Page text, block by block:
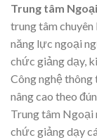
Trung tâm
trung tâm
năng lực ngoại
chức giảng dạy,
Công nghệ
nâng cao theo
Trung tâm
chức giảng dạy